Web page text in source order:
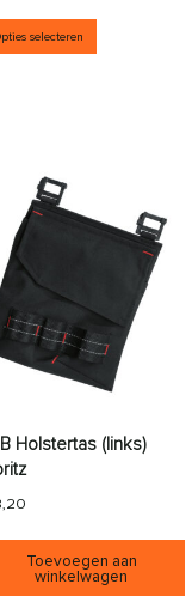
selecteren
Dit product
Holstertas (links)
Toevoegen aan
winkelwagen